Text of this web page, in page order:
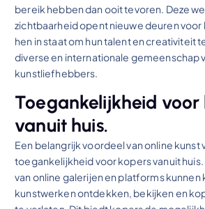
bereik hebben dan ooit tevoren. Deze
zichtbaarheid opent nieuwe deuren voor
hen in staat om hun talent en creativiteit
diverse en internationale gemeenschap
kunstliefhebbers.
Toegankelijkheid voor
vanuit huis.
Een belangrijk voordeel van online kunst
toegankelijkheid voor kopers vanuit
van online galerijen en platforms
kunstwerken ontdekken, bekijken en